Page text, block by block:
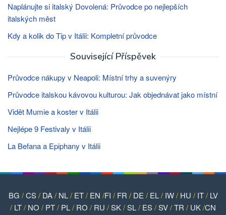
Naplánujte si italský Dovolená: Průvodce po nejlepších
italských měst
Kdy a kolik do Tip v Itálii: Kompletní průvodce
Související Příspěvek
Průvodce nákupy v Neapoli: Místní trhy a suvenýry
Průvodce italskou kávovou kulturou: Jak objednávat jako místní
Vidět Mumie a koster v Itálii
Nejlépe 9 Festivaly v Itálii
La Befana a Epiphany v Itálii
BG /CS/ DA/ NL/ ET/ EN /FI / FR / DE / EL/ IW/ HU / IT/ LV
/ LT/ NO / PT/ PL/ RO / RU /SK/SL/ ES/SV/TR / UK/CN